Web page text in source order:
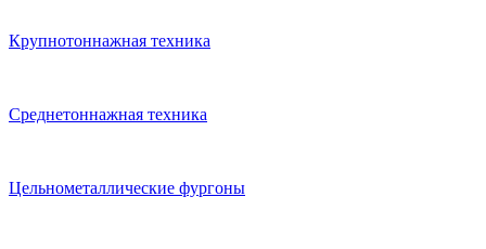
Крупнотоннажная техника
Среднетоннажная техника
Цельнометаллические фургоны